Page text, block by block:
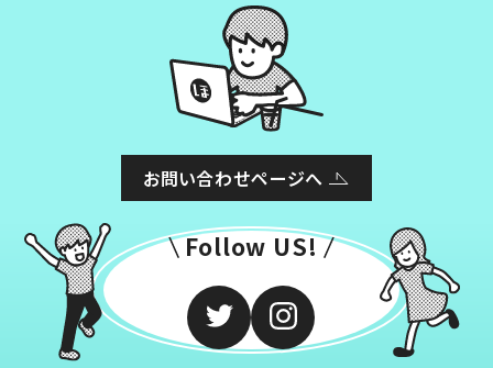
お問い合わせページへ
Follow US!